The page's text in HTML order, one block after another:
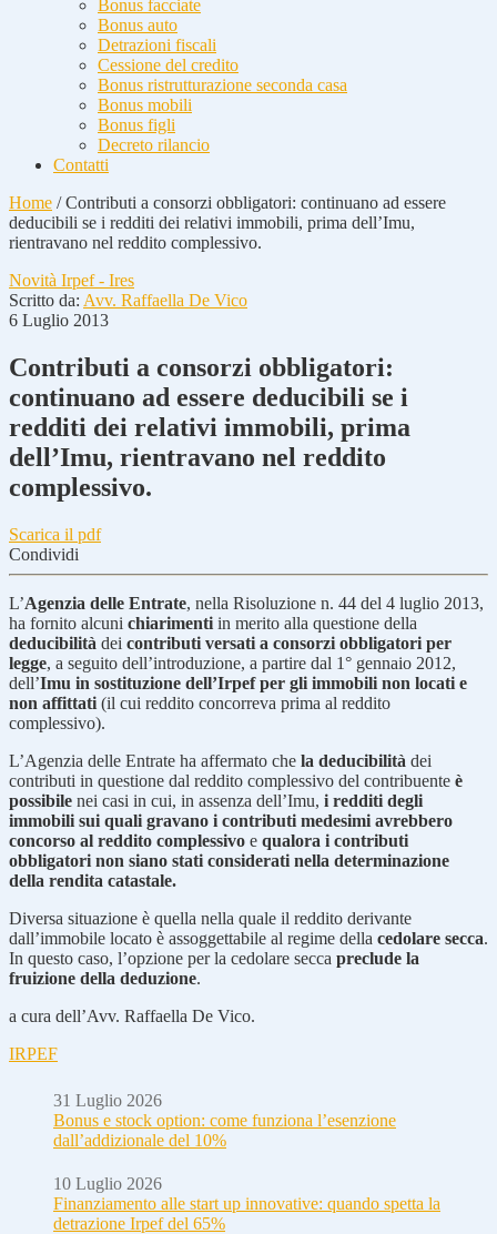
Bonus facciate
Bonus auto
Detrazioni fiscali
Cessione del credito
Bonus ristrutturazione seconda casa
Bonus mobili
Bonus figli
Decreto rilancio
Contatti
Home /Contributi a consorzi obbligatori: continuano ad essere
deducibili se i redditi dei relativi immobili, prima dell’Imu,
rientravano nel reddito complessivo.
Novità Irpef - Ires
Scritto da: Avv. Raffaella De Vico
6 Luglio 2013
Contributi a consorzi obbligatori:
continuano ad essere deducibili se i
redditi dei relativi immobili, prima
dell’Imu, rientravano nel reddito
complessivo.
Scarica il pdf
Condividi
L’Agenzia delle Entrate, nella Risoluzione n. 44 del 4 luglio 2013,
ha fornito alcuni chiarimenti in merito alla questione della
deducibilità dei contributi versati a consorzi obbligatori per
legge, a seguito dell’introduzione, a partire dal 1° gennaio 2012,
dell’Imu in sostituzione dell’Irpef per gli immobili non locati e
non affittati (il cui reddito concorreva prima al reddito
complessivo).
L’Agenzia delle Entrate ha affermato che la deducibilità dei
contributi in questione dal reddito complessivo del contribuente è
possibile nei casi in cui, in assenza dell’Imu, i redditi degli
immobili sui quali gravano i contributi medesimi avrebbero
concorso al reddito complessivo e qualora i contributi
obbligatori non siano stati considerati nella determinazione
della rendita catastale.
Diversa situazione è quella nella quale il reddito derivante
dall’immobile locato è assoggettabile al regime della cedolare secca.
In questo caso, l’opzione per la cedolare secca preclude la
fruizione della deduzione.
a cura dell’Avv. Raffaella De Vico.
IRPEF
31 Luglio 2026
Bonus e stock option: come funziona l’esenzione
dall’addizionale del 10%
10 Luglio 2026
Finanziamento alle start up innovative: quando spetta la
detrazione Irpef del 65%